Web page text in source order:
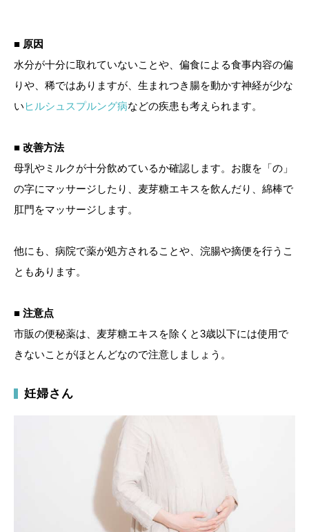
■ 原因
水分が十分に取れていないことや、偏食による食事内容の偏
りや、稀ではありますが、生まれつき腸を動かす神経が少な
い ヒルシュスプルング病などの疾患も考えられます。
■ 改善方法
母乳やミルクが十分飲めているか確認します。お腹を「の」
の字にマッサージしたり、麦芽糖エキスを飲んだり、綿棒で
肛門をマッサージします。
他にも、病院で薬が処方されることや、浣腸や摘便を行うこ
ともあります。
■ 注意点
市販の便秘薬は、麦芽糖エキスを除くと3歳以下には使用で
きないことがほとんどなので注意しましょう。
妊婦さん